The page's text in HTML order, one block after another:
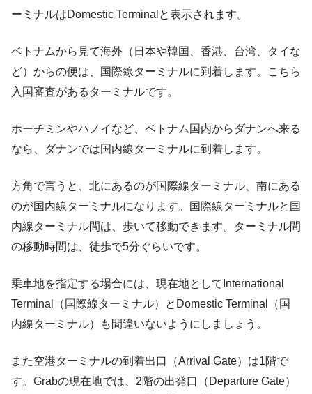
ーミナルはDomestic Terminalと表示されます。
ベトナムから見て海外（日本や韓国、香港、台湾、タイな
ど）からの便は、国際線ターミナルに到着します。こちら
入国審査があるターミナルです。
ホーチミンやハノイなど、ベトナム国内からダナンへ来る
なら、ダナンでは国内線ターミナルに到着します。
方角で言うと、北にあるのが国際線ターミナル、南にある
のが国内線ターミナルになります。国際線ターミナルと国
内線ターミナル間は、歩いて移動できます。ターミナル間
の移動時間は、徒歩で5分ぐらいです。
乗車地を指定する場合には、現在地としてInternational
Terminal（国際線ターミナル）とDomestic Terminal（国
内線ターミナル）も間違いないようにしましょう。
また空港ターミナルの到着出口（Arrival Gate）は1階で
す。Grabの現在地では、2階の出発口（Departure Gate）